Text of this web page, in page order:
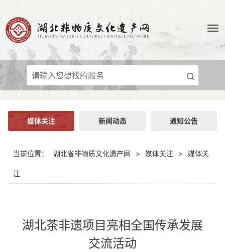
媒体关注 新闻动态 通知公告
当前位置： 湖北省非物质文化遗产网 > 媒体关注 > 媒体关
注
湖北茶非遗项目亮相全国传承发展
交流活动